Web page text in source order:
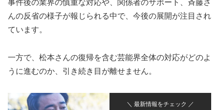
事件後の業界の慎重な対応や、関係者のサポート、斉藤さ
んの反省の様子が報じられる中で、今後の展開が注目され
ています。
一方で、松本さんの復帰を含む芸能界全体の対応がどのよ
うに進むのか、引き続き目が離せません。
＼ 最新情報をチェック ／